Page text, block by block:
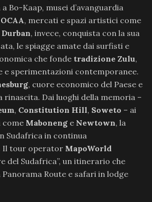
Bo-Kaap, musei d’avanguardia
, mercati e spazi artistici come
Durban, invece, conquista con la sua
le spiagge amate dai surfisti e
che fonde tradizione Zulu,
e sperimentazioni contemporanee.
, cuore economico del Paese e
rinascita. Dai luoghi della memoria –
, Constitution Hill, Soweto – ai
Maboneng e Newtown, la
Sudafrica in continua
Il tour operator MapoWorld
del Sudafrica”, un itinerario che
Panorama Route e safari in lodge